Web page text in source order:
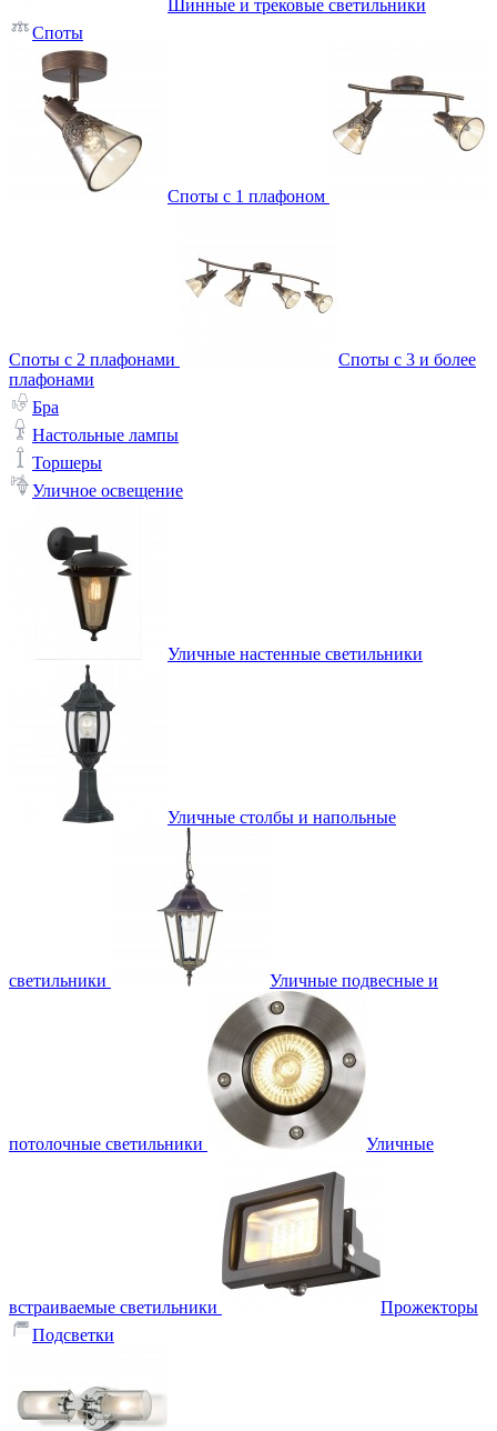
Шинные и трековые светильники
Споты
Споты с 1 плафоном
Споты с 2 плафонами
Споты с 3 и более
плафонами
Бра
Настольные лампы
Торшеры
Уличное освещение
Уличные настенные светильники
Уличные столбы и напольные
светильники Уличные подвесные и
потолочные светильники Уличные
встраиваемые светильники
Прожекторы
Подсветки